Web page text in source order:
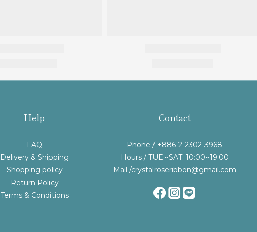
Help
FAQ
Delivery & Shipping
Shopping policy
Return Policy
Terms & Conditions
Contact
Phone / +886-2-2302-3968
Hours / TUE.~SAT. 10:00~19:00
Mail /crystalroseribbon@gmail.com